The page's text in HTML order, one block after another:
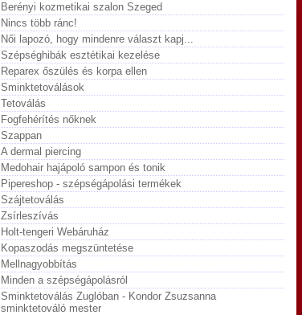
Berényi kozmetikai szalon Szeged
Nincs több ránc!
Női lapozó, hogy mindenre választ kapj...
Szépséghibák esztétikai kezelése
Reparex őszülés és korpa ellen
Sminktetoválások
Tetoválás
Fogfehérítés nőknek
Szappan
A dermal piercing
Medohair hajápoló sampon és tonik
Pipereshop - szépségápolási termékek
Szájtetoválás
Zsírleszívás
Holt-tengeri Webáruház
Kopaszodás megszüntetése
Mellnagyobbítás
Minden a szépségápolásról
Sminktetoválás Zuglóban - Kondor Zsuzsanna
sminktetováló mester